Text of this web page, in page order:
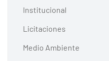
Institucional
Licitaciones
Medio Ambiente